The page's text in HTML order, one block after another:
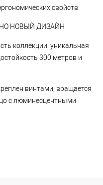
свойств.
НОВЫЙ ДИЗАЙН
коллекции ­ уникальная
300 метров и
винтами, вращается
с люминесцентными